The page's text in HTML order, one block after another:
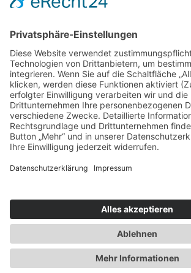
Lisztweg 4, 88250 Weingarten
T. 0751 56111041
E. ich(at)binderkreative.de
Finde uns auf
Werbeagentur in Weingarten /
///Datenschutz//Impressum/